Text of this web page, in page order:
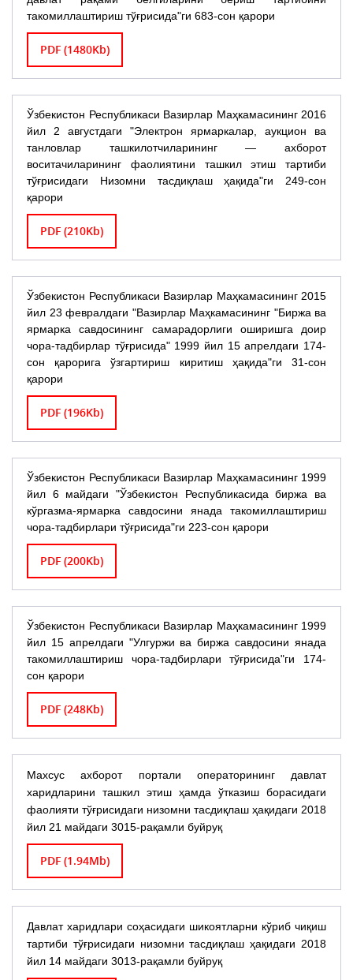
такомиллаштириш тўғрисида"ги 683-сон қарори
PDF (1480Kb)
Ўзбекистон Республикаси Вазирлар Маҳкамасининг 2016
йил 2 августдаги "Электрон ярмаркалар, аукцион ва
танловлар ташкилотчиларининг — ахборот
воситачиларининг фаолиятини ташкил этиш тартиби
тўғрисидаги Низомни тасдиқлаш ҳақида"ги 249-сон
қарори
PDF (210Kb)
Ўзбекистон Республикаси Вазирлар Маҳкамасининг 2015
йил 23 февралдаги "Вазирлар Маҳкамасининг "Биржа ва
ярмарка савдосининг самарадорлиги оширишга доир
чора-тадбирлар тўғрисида" 1999 йил 15 апрелдаги 174-
сон қарорига ўзгартириш киритиш ҳақида"ги 31-сон
қарори
PDF (196Kb)
Ўзбекистон Республикаси Вазирлар Маҳкамасининг 1999
йил 6 майдаги "Ўзбекистон Республикасида биржа ва
кўргазма-ярмарка савдосини янада такомиллаштириш
чора-тадбирлари тўғрисида"ги 223-сон қарори
PDF (200Kb)
Ўзбекистон Республикаси Вазирлар Маҳкамасининг 1999
йил 15 апрелдаги "Улгуржи ва биржа савдосини янада
такомиллаштириш чора-тадбирлари тўғрисида"ги 174-
сон қарори
PDF (248Kb)
Махсус ахборот портали операторининг давлат
харидларини ташкил этиш ҳамда ўтказиш борасидаги
фаолияти тўғрисидаги низомни тасдиқлаш ҳақидаги 2018
йил 21 майдаги 3015-рақамли буйруқ
PDF (1.94Mb)
Давлат харидлари соҳасидаги шикоятларни кўриб чиқиш
тартиби тўғрисидаги низомни тасдиқлаш ҳақидаги 2018
йил 14 майдаги 3013-рақамли буйруқ